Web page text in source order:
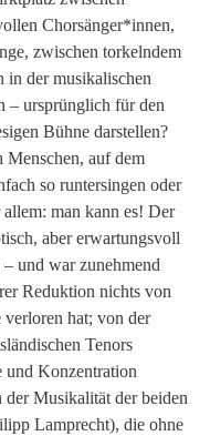
Chorsänger*innen,
zwischen torkelndem
in der musikalischen
– ursprünglich für den
Bühne darstellen?
auf dem
so runtersingen oder
man kann es! Der
aber erwartungsvoll
und war zunehmend
Reduktion nichts von
hat; von der
Tenors
und Konzentration
der Musikalität der beiden
Lamprecht), die ohne